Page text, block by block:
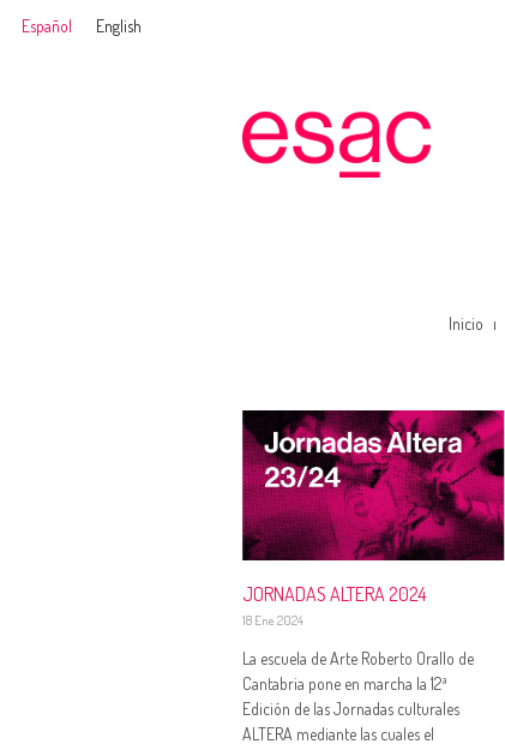
Español English
Inicio
JORNADAS ALTERA 2024
18 Ene 2024
La escuela de Arte Roberto Orallo de
Cantabria pone en marcha la 12ª
Edición de las Jornadas culturales
ALTERA mediante las cuales el